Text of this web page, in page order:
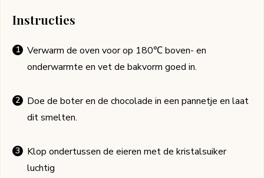
Instructies
Verwarm de oven voor op 180℃ boven- en
onderwarmte en vet de bakvorm goed in.
Doe de boter en de chocolade in een pannetje en laat
dit smelten.
Klop ondertussen de eieren met de kristalsuiker
luchtig